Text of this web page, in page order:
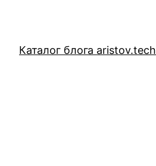
Каталог блога aristov.tech